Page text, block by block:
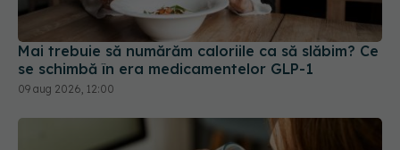
09 aug 2026, 12:00